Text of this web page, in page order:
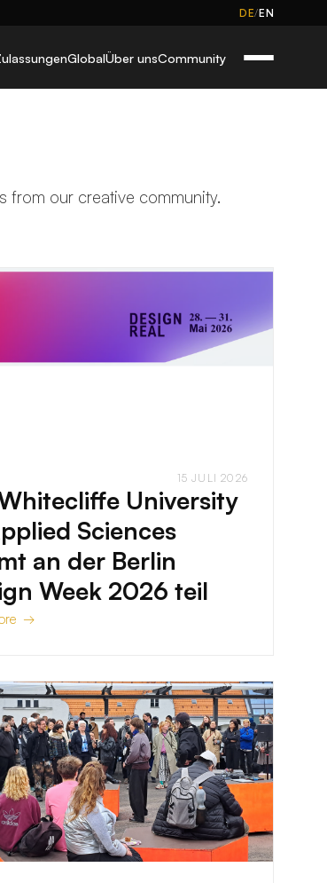
DE/EN
GlobalÜber unsCommunity
from our creative community.
15 JULI 2026
University
Sciences
an der Berlin
Week 2026 teil
→